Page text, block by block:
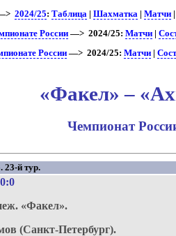
2024/25:Таблица |Шахматка |Матчи
России —> 2024/25:Матчи |
России —> 2024/25:Матчи |
«Факел» –
Чемпионат
23-й тур.
«Факел».
(Санкт-Петербург).